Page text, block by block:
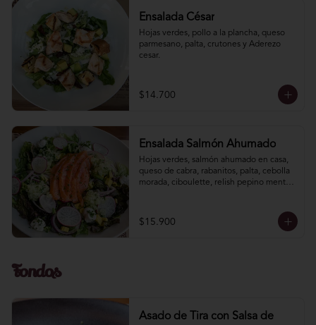
Ensalada César
Hojas verdes, pollo a la plancha, queso
parmesano, palta, crutones y Aderezo
cesar.
$14.700
Ensalada Salmón Ahumado
Hojas verdes, salmón ahumado en casa,
queso de cabra, rabanitos, palta, cebolla
morada, ciboulette, relish pepino menta.
$15.900
Fondos
Asado de Tira con Salsa de